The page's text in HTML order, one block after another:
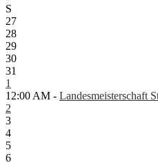
S
27
28
29
30
31
1
12:00 AM - Landesmeisterschaft
2
3
4
5
6